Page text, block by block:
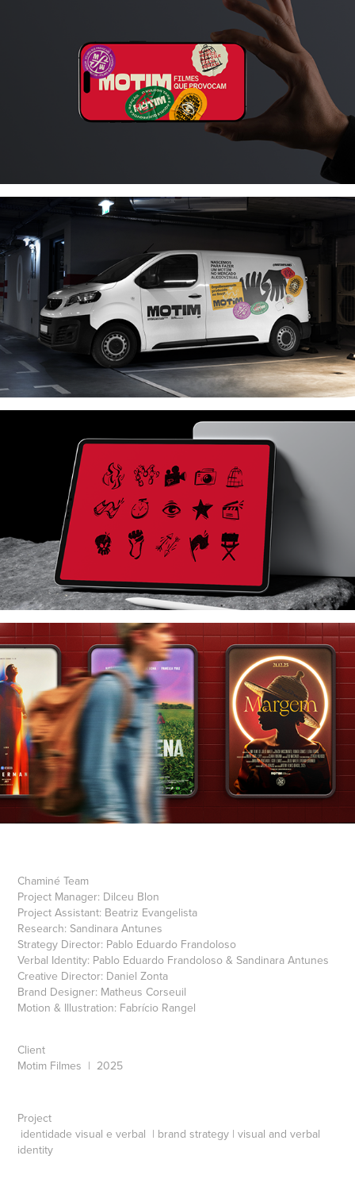
Chaminé Team
Project Manager: Dilceu Blon
Project Assistant: Beatriz Evangelista
Research: Sandinara Antunes
Strategy Director: Pablo Eduardo Frandoloso
Verbal Identity: Pablo Eduardo Frandoloso & Sandinara Antunes
Creative Director: Daniel Zonta
Brand Designer: Matheus Corseuil
Motion & Illustration: Fabrício Rangel
Client
Motim Filmes | 2025
Project
identidade visual e verbal | brand strategy | visual and verbal
identity